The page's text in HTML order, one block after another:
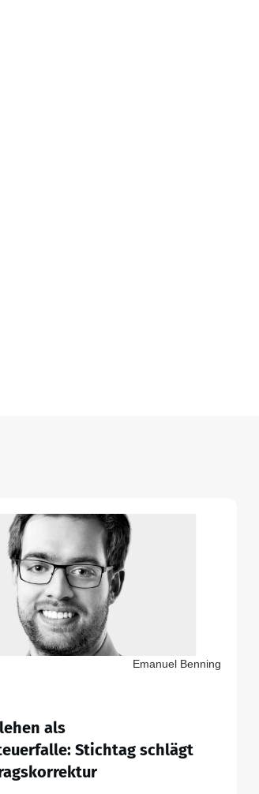
Emanuel Benning
als
Stichtag schlägt